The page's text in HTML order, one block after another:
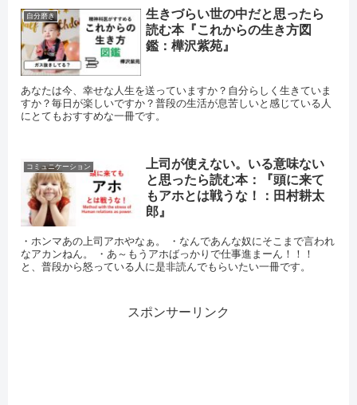
自分磨き
生きづらい世の中だと思ったら
読む本『これからの生き方図
鑑：樺沢紫苑』
あなたは今、幸せな人生を送っていますか？自分らしく生きていま
すか？毎日が楽しいですか？普段の生活が息苦しいと感じている人
にとてもおすすめな一冊です。
コミュニケーション
上司が使えない。いる意味ない
と思ったら読む本：『頭に来て
もアホとは戦うな！：田村耕太
郎』
・ホンマあの上司アホやなぁ。 ・なんであんな奴にそこまで言われ
なアカンねん。 ・あ～もうアホばっかりで仕事進まーん！！！
と、普段から怒っている人に是非読んでもらいたい一冊です。
スポンサーリンク